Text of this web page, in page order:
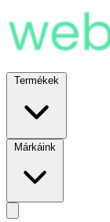
Termékek
Márkáink